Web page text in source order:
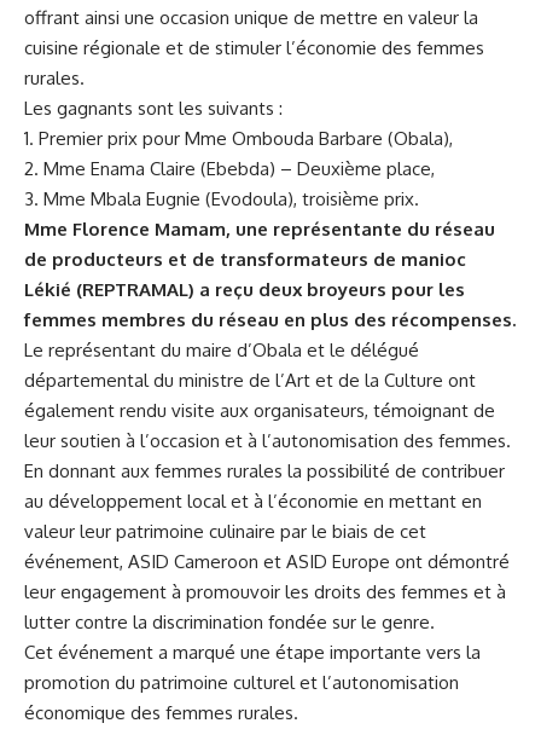
offrant ainsi une occasion unique de mettre en valeur la
cuisine régionale et de‍ stimuler l’économie des femmes
rurales.
Les gagnants sont⁤ les suivants :
1. Premier ‌prix pour Mme Ombouda Barbare ⁤(Obala),
2. Mme Enama Claire (Ebebda) – Deuxième place,
3. Mme Mbala Eugnie ‌(Evodoula),⁤ troisième prix.
Mme Florence Mamam, une représentante du réseau
de producteurs et de​ transformateurs de manioc
Lékié (REPTRAMAL) a⁤ reçu ⁢deux broyeurs pour les
femmes‍ membres du réseau en plus des récompenses.
Le‍ représentant du maire d’Obala et le délégué
⁣départemental du ministre de l’Art et de la‌ Culture ont
également rendu visite aux organisateurs, témoignant de
leur soutien à l’occasion et à l’autonomisation des femmes.
En donnant aux femmes​ rurales la possibilité de contribuer
au développement local et à l’économie en mettant en
valeur leur patrimoine culinaire par le biais de cet
événement, ASID ‍Cameroon​ et ASID Europe⁢ ont démontré
leur engagement à promouvoir⁢ les droits des femmes et à
lutter‌ contre la discrimination‌ fondée sur le genre.
Cet événement a marqué une étape importante vers la ​
promotion du patrimoine culturel et l’autonomisation
économique des femmes rurales.